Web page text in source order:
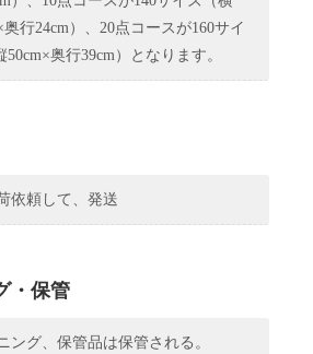
奥行24cm）、20点コースが160サイ
50cm×奥行39cm）となります。
依頼して、発送
・保管
ング、保管品は保管される。